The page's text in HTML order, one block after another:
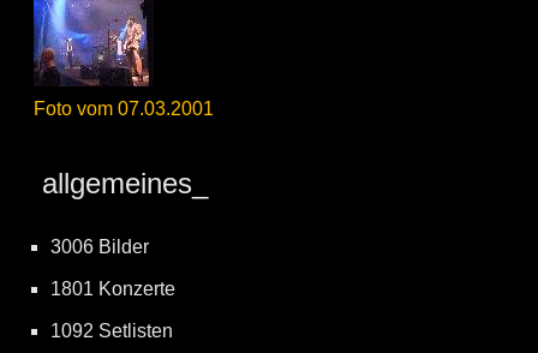
Foto vom 07.03.2001
allgemeines_
3006 Bilder
1801 Konzerte
1092 Setlisten